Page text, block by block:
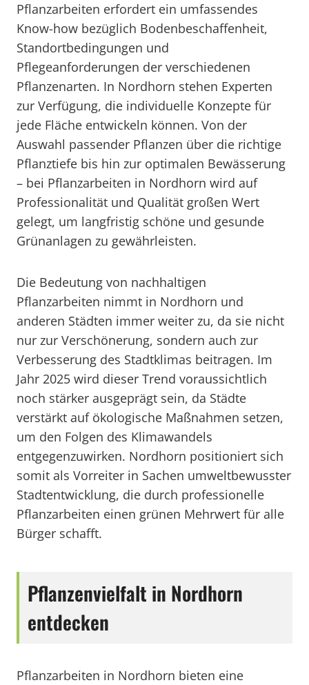
Pflanzarbeiten erfordert ein umfassendes
Know-how bezüglich Bodenbeschaffenheit,
Standortbedingungen und
Pflegeanforderungen der verschiedenen
Pflanzenarten. In Nordhorn stehen Experten
zur Verfügung, die individuelle Konzepte für
jede Fläche entwickeln können. Von der
Auswahl passender Pflanzen über die richtige
Pflanztiefe bis hin zur optimalen Bewässerung
– bei Pflanzarbeiten in Nordhorn wird auf
Professionalität und Qualität großen Wert
gelegt, um langfristig schöne und gesunde
Grünanlagen zu gewährleisten.
Die Bedeutung von nachhaltigen
Pflanzarbeiten nimmt in Nordhorn und
anderen Städten immer weiter zu, da sie nicht
nur zur Verschönerung, sondern auch zur
Verbesserung des Stadtklimas beitragen. Im
Jahr 2025 wird dieser Trend voraussichtlich
noch stärker ausgeprägt sein, da Städte
verstärkt auf ökologische Maßnahmen setzen,
um den Folgen des Klimawandels
entgegenzuwirken. Nordhorn positioniert sich
somit als Vorreiter in Sachen umweltbewusster
Stadtentwicklung, die durch professionelle
Pflanzarbeiten einen grünen Mehrwert für alle
Bürger schafft.
Pflanzenvielfalt in Nordhorn
entdecken
Pflanzarbeiten in Nordhorn bieten eine